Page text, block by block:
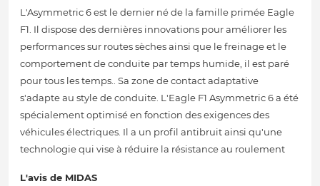
L'Asymmetric 6 est le dernier né de la famille primée Eagle
F1. Il dispose des dernières innovations pour améliorer les
performances sur routes sèches ainsi que le freinage et le
comportement de conduite par temps humide, il est paré
pour tous les temps.. Sa zone de contact adaptative
s'adapte au style de conduite. L'Eagle F1 Asymmetric 6 a été
spécialement optimisé en fonction des exigences des
véhicules électriques. Il a un profil antibruit ainsi qu'une
technologie qui vise à réduire la résistance au roulement
L'avis de MIDAS